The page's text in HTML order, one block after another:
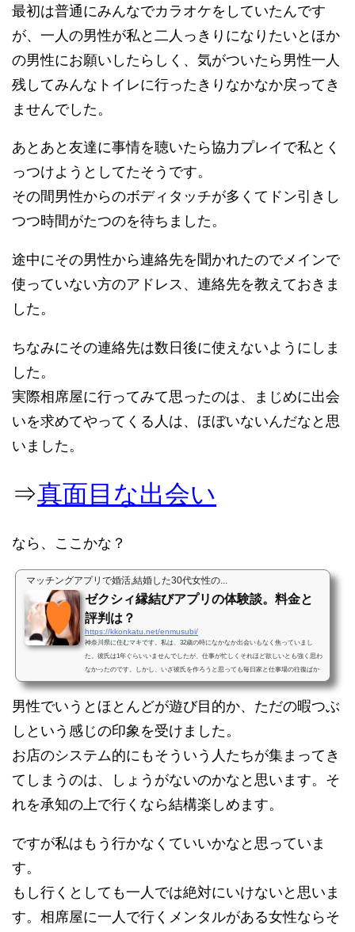
最初は普通にみんなでカラオケをしていたんです
が、一人の男性が私と二人っきりになりたいとほか
の男性にお願いしたらしく、気がついたら男性一人
残してみんなトイレに行ったきりなかなか戻ってき
ませんでした。
あとあと友達に事情を聴いたら協力プレイで私とく
っつけようとしてたそうです。
その間男性からのボディタッチが多くてドン引きし
つつ時間がたつのを待ちました。
途中にその男性から連絡先を聞かれたのでメインで
使っていない方のアドレス、連絡先を教えておきま
した。
ちなみにその連絡先は数日後に使えないようにしま
した。
実際相席屋に行ってみて思ったのは、まじめに出会
いを求めてやってくる人は、ほぼいないんだなと思
いました。
⇒真面目な出会い
なら、ここかな？
マッチングアプリで婚活,結婚した30代女性の...
ゼクシィ縁結びアプリの体験談。料金と
評判は？
https://kkonkatu.net/enmusubi/
神奈川県に住むマキです。私は、32歳の時になかなか出会いもなく焦っていまし
た。彼氏は1年ぐらいいませんでしたが、仕事が忙しくそれほど欲しいとも強く思わ
なかったのです。しかし、いざ彼氏を作ろうと思っても毎日家と仕事場の往復ばか
りで出会いがなかったのです...
男性でいうとほとんどが遊び目的か、ただの暇つぶ
しという感じの印象を受けました。
お店のシステム的にもそういう人たちが集まってき
てしまうのは、しょうがないのかなと思います。そ
れを承知の上で行くなら結構楽しめます。
ですが私はもう行かなくていいかなと思っていま
す。
もし行くとしても一人では絶対にいけないと思いま
す。相席屋に一人で行くメンタルがある女性ならそ